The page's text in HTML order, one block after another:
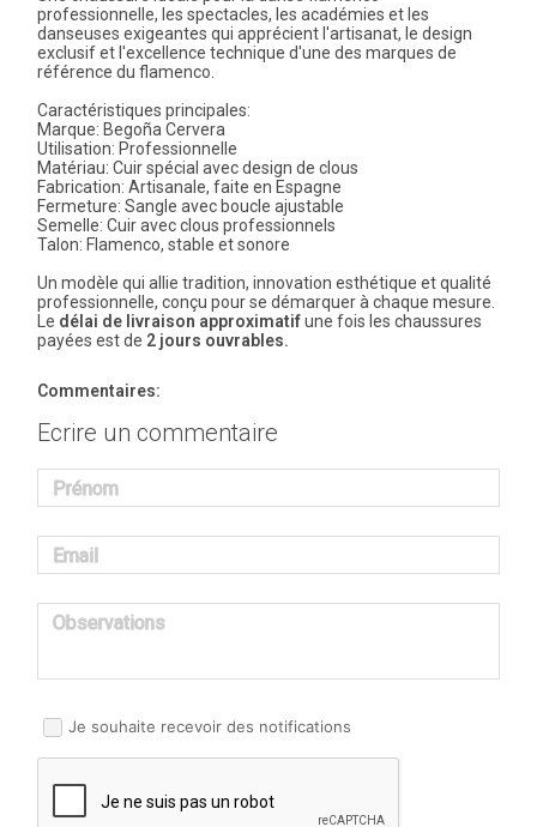
professionnelle, les spectacles, les académies et les
danseuses exigeantes qui apprécient l'artisanat, le design
exclusif et l'excellence technique d'une des marques de
référence du flamenco.
Caractéristiques principales:
Marque: Begoña Cervera
Utilisation: Professionnelle
Matériau: Cuir spécial avec design de clous
Fabrication: Artisanale, faite en Espagne
Fermeture: Sangle avec boucle ajustable
Semelle: Cuir avec clous professionnels
Talon: Flamenco, stable et sonore
Un modèle qui allie tradition, innovation esthétique et qualité
professionnelle, conçu pour se démarquer à chaque mesure.
Le délai de livraison approximatifune fois les chaussures
payées est de 2 jours ouvrables.
Commentaires:
Ecrire un commentaire
Prénom
Email
Observations
Je souhaite recevoir des notifications